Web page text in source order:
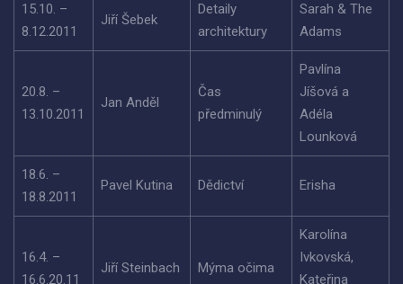
15.10. –
8.12.2011
Jiří Šebek
Detaily
architektury
Sarah & The
Adams
20.8. –
13.10.2011
Jan Anděl
Čas
předminulý
Pavlína
Jíšová a
Adéla
Lounková
18.6. –
18.8.2011
Pavel Kutina Dědictví Erisha
16.4. –
16.6.20.11
Jiří Steinbach Mýma očima
Karolína
Ivkovská,
Kateřina